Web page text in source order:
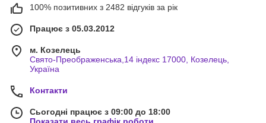
100% позитивних з 2482 відгуків за рік
Працює з 05.03.2012
м. Козелець
Свято-Преображенська,14 індекс 17000, Козелець,
Україна
Контакти
Сьогодні працює з 09:00 до 18:00